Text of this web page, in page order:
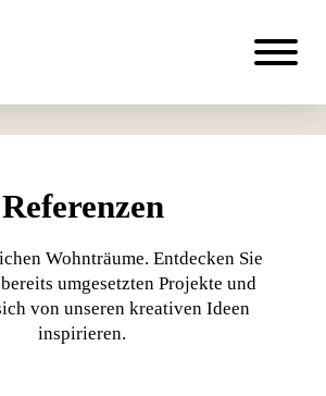
Referenzen
Wohnträume. Entdecken Sie
umgesetzten Projekte und
von unseren kreativen Ideen
inspirieren.